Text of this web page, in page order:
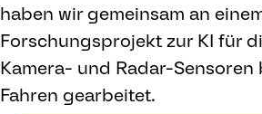
haben wir gemeinsam an
Forschungsprojekt zur KI für
Kamera- und Radar-Sensoren
Fahren gearbeitet.